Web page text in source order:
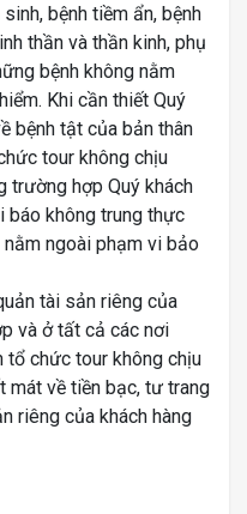
bệnh tiềm ẩn, bệnh
thần và thần kinh, phụ
bệnh không nằm
Khi cần thiết Quý
bệnh tật của bản thân
tour không chịu
trường hợp Quý khách
báo không trung thực
ngoài phạm vi bảo
tài sản riêng của
và ở tất cả các nơi
tổ chức tour không chịu
mát về tiền bạc, tư trang
riêng của khách hàng